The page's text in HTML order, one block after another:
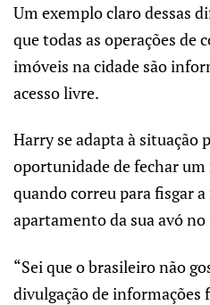
Um exemplo claro dessas
que todas as operações de
imóveis na cidade são
acesso livre.
Harry se adapta à situação
oportunidade de fechar um
quando correu para fisgar
apartamento da sua avó no
“Sei que o brasileiro não
divulgação de informações